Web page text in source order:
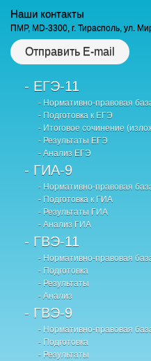
Наши контакты
ПМР, MD-3300, г. Тирасполь, ул.
Отправить E-mail
- ЕГЭ-11
- Нормативно-правовая
- Подготовка к ЕГЭ
- Итоговое сочинение
- Результаты ЕГЭ
- Анализ ЕГЭ
- ГИА-9
- Нормативно-правовая
- Подготовка к ГИА
- Результаты ГИА
- Анализ ГИА
- ГВЭ-11
- Нормативно-правовая
- Подготовка
- Результаты
- Анализ
- ГВЭ-9
- Нормативно-правовая
- Подготовка
- Результаты